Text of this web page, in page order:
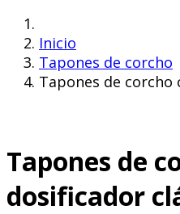
Inicio
Tapones de corcho
Tapones de corcho
Tapones de
dosificador